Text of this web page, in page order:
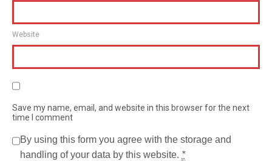
Website
Save my name, email, and website in this browser for the next
time I comment
By using this form you agree with the storage and
handling of your data by this website. *